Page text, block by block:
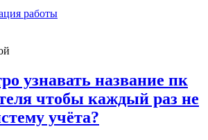
работы
узнавать название пк
чтобы каждый раз не
учёта?